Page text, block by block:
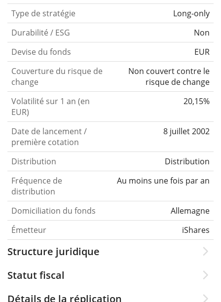
Type de stratégie
Long-only
Durabilité / ESG
Non
Devise du fonds
EUR
Couverture du risque de
change
Non couvert contre le
risque de change
Volatilité sur 1 an (en
EUR)
20,15%
Date de lancement /
première cotation
8 juillet 2002
Distribution
Distribution
Fréquence de
distribution
Au moins une fois par an
Domiciliation du fonds
Allemagne
Émetteur
iShares
Structure juridique
Statut fiscal
Détails de la réplication